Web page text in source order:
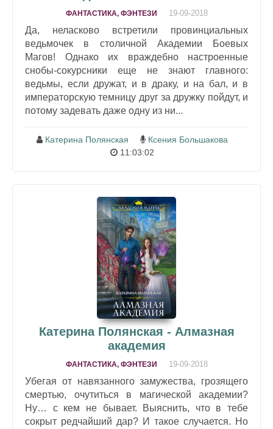
ФАНТАСТИКА, ФЭНТЕЗИ 19-09-2018
Да, неласково встретили провинциальных
ведьмочек в столичной Академии Боевых
Магов! Однако их враждебно настроенные
снобы-сокурсники еще не знают главного:
ведьмы, если дружат, и в драку, и на бал, и в
императорскую темницу друг за дружку пойдут, и
потому задевать даже одну из ни...
Катерина Полянская
Ксения Большакова
11:03:02
Катерина Полянская - Алмазная
академия
ФАНТАСТИКА, ФЭНТЕЗИ 19-09-2018
Убегая от навязанного замужества, грозящего
смертью, очутиться в магической академии?
Ну… с кем не бывает. Выяснить, что в тебе
сокрыт редчайший дар? И такое случается. Но